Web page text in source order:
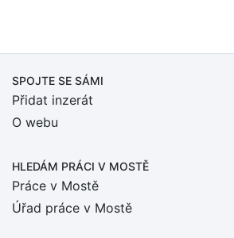
SPOJTE SE SÁMI
Přidat inzerát
O webu
HLEDÁM PRÁCI V MOSTĚ
Práce v Mostě
Úřad práce v Mostě